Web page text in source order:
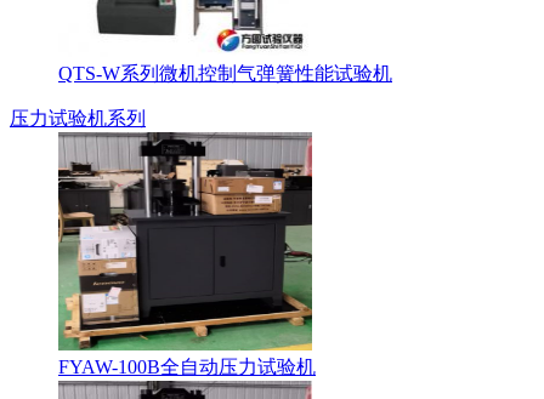
QTS-W系列微机控制气弹簧性能试验机
压力试验机系列
FYAW-100B全自动压力试验机